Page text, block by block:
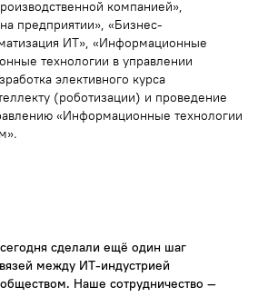
компанией»,
предприятии», «Бизнес-
ИТ», «Информационные
технологии в управлении
элективного курса
(роботизации) и проведение
«Информационные технологии
сделали ещё один шаг
между ИТ-индустрией
Наше сотрудничество —